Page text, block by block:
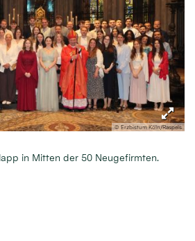
© Erzbistum Köln/Raspels
in Mitten der 50 Neugefirmten.